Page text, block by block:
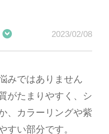
2023/02/08
みではありません
がたまりやすく、シ
、カラーリングや紫
すい部分です。